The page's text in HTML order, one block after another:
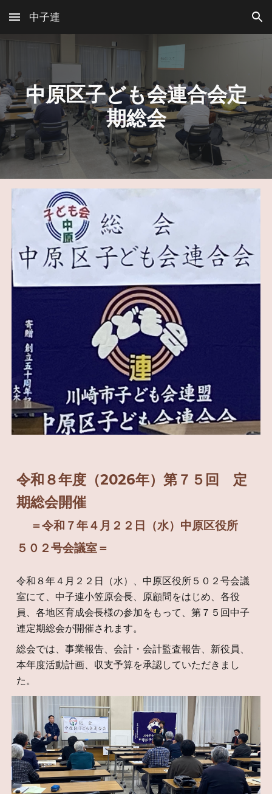
Skip to main content Skip to navigation
中子連
中原区子ども会連合会定
期総会
令和８年度（2026年）第７５回 定
期総会開催
＝令和７年４月２２日（水）中原区役所
５０２号会議室＝
令和８年４月２２日（水）、中原区役所５０２号会議
室にて、中子連小笠原会長、原顧問をはじめ、各役
員、各地区育成会長様の参加をもって、第７５回中子
連定期総会が開催されます。
総会では、事業報告、会計・会計監査報告、新役員、
本年度活動計画、収支予算を承認していただきまし
た。